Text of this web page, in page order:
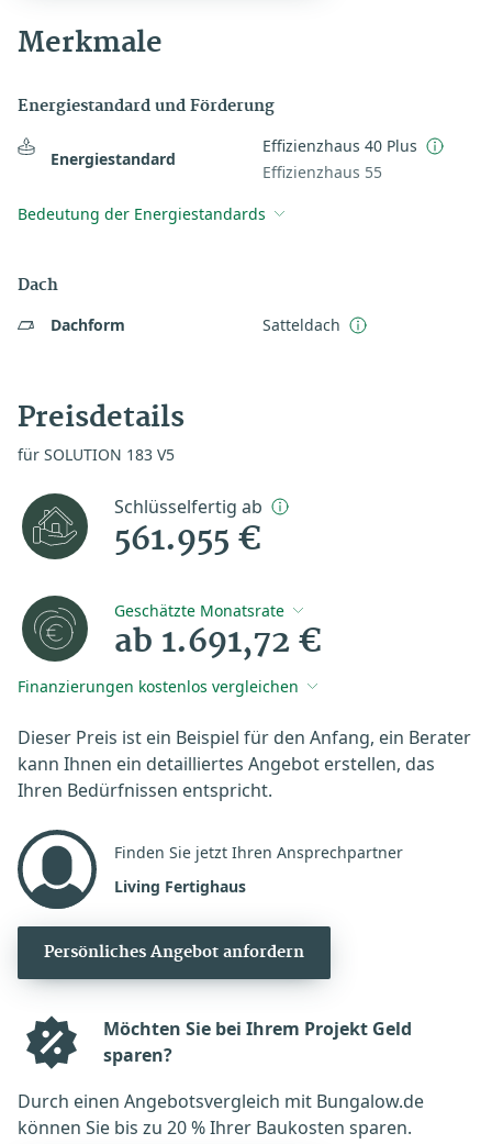
Merkmale
Energiestandard und Förderung
Energiestandard
Effizienzhaus 40 Plus
Effizienzhaus 55
Bedeutung der Energiestandards
Dach
Dachform Satteldach
Preisdetails
für SOLUTION 183 V5
Schlüsselfertig ab
561.955 €
Geschätzte Monatsrate
ab 1.691,72 €
Finanzierungen kostenlos vergleichen
Dieser Preis ist ein Beispiel für den Anfang, ein Berater
kann Ihnen ein detailliertes Angebot erstellen, das
Ihren Bedürfnissen entspricht.
Finden Sie jetzt Ihren Ansprechpartner
Living Fertighaus
Persönliches Angebot anfordern
Möchten Sie bei Ihrem Projekt Geld
sparen?
Durch einen Angebotsvergleich mit Bungalow.de
können Sie bis zu 20 % Ihrer Baukosten sparen.